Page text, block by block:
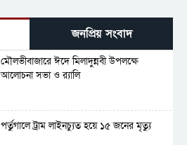
জনপ্রিয় সংবাদ
মৌলভীবাজারে ঈদে মিলাদুন্নবী উপলক্ষে
আলোচনা সভা ও র‍্যালি
পর্তুগালে ট্রাম লাইনচ্যুত হয়ে ১৫ জনের মৃত্যু